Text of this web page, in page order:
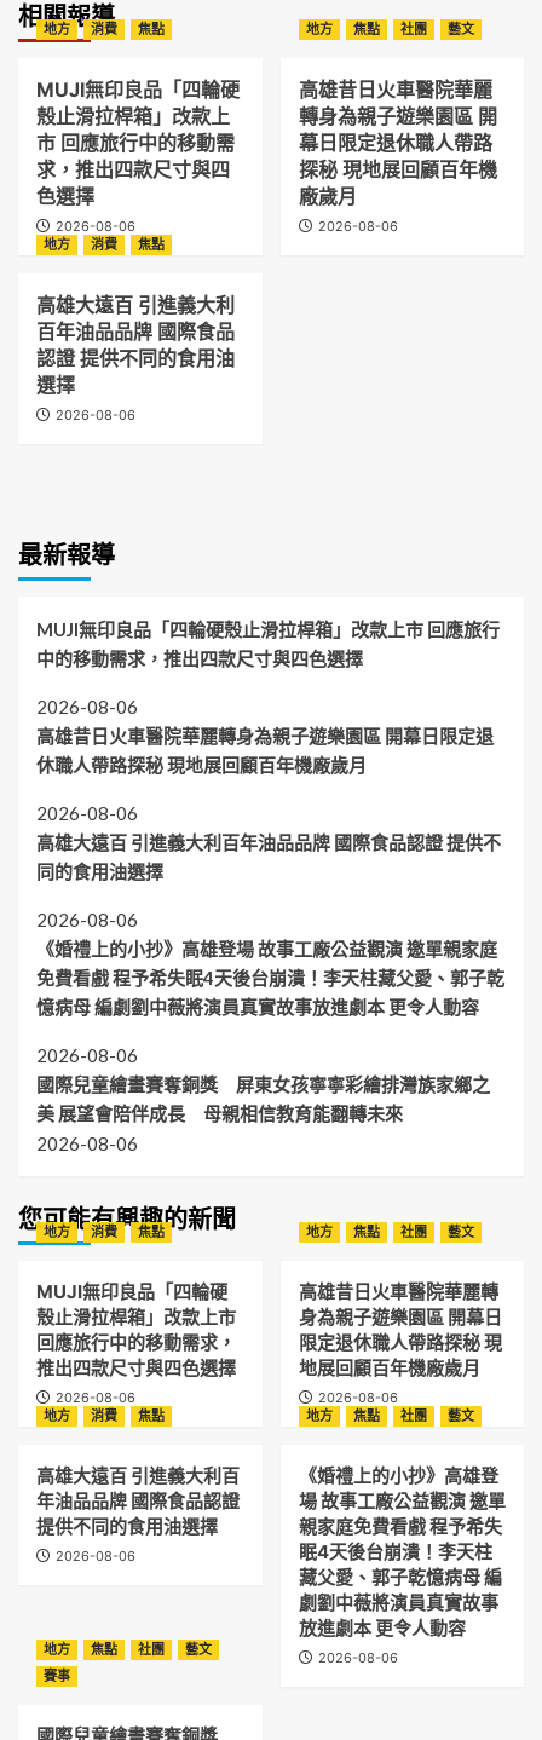
相關報導
地方 消費 焦點
MUJI無印良品「四輪硬
殼止滑拉桿箱」改款上
市 回應旅行中的移動需
求，推出四款尺寸與四
色選擇
2026-08-06
地方 焦點 社團 藝文
高雄昔日火車醫院華麗
轉身為親子遊樂園區 開
幕日限定退休職人帶路
探秘 現地展回顧百年機
廠歲月
2026-08-06
地方
消費 焦點
高雄大遠百 引進義大利
百年油品品牌 國際食品
認證 提供不同的食用油
選擇
2026-08-06
最新報導
MUJI無印良品「四輪硬殼止滑拉桿箱」改款上市 回應旅行
中的移動需求，推出四款尺寸與四色選擇
2026-08-06
高雄昔日火車醫院華麗轉身為親子遊樂園區 開幕日限定退
休職人帶路探秘 現地展回顧百年機廠歲月
2026-08-06
高雄大遠百 引進義大利百年油品品牌 國際食品認證 提供不
同的食用油選擇
2026-08-06
《婚禮上的小抄》高雄登場 故事工廠公益觀演 邀單親家庭
免費看戲 程予希失眠4天後台崩潰！李天柱藏父愛、郭子乾
憶病母 編劇劉中薇將演員真實故事放進劇本 更令人動容
2026-08-06
國際兒童繪畫賽奪銅獎 屏東女孩寧寧彩繪排灣族家鄉之
美 展望會陪伴成長 母親相信教育能翻轉未來
2026-08-06
您可能有興趣的新聞
地方 消費 焦點
MUJI無印良品「四輪硬
殼止滑拉桿箱」改款上市
回應旅行中的移動需求，
推出四款尺寸與四色選擇
2026-08-06
地方 焦點 社團 藝文
高雄昔日火車醫院華麗轉
身為親子遊樂園區 開幕日
限定退休職人帶路探秘 現
地展回顧百年機廠歲月
2026-08-06
地方
消費 焦點
高雄大遠百 引進義大利百
年油品品牌 國際食品認證
提供不同的食用油選擇
2026-08-06
地方 焦點 社團 藝文
《婚禮上的小抄》高雄登
場 故事工廠公益觀演 邀單
親家庭免費看戲 程予希失
眠4天後台崩潰！李天柱
藏父愛、郭子乾憶病母 編
劇劉中薇將演員真實故事
放進劇本 更令人動容
2026-08-06
地方 焦點 社團
藝文
賽事
國際兒童繪畫賽奪銅獎